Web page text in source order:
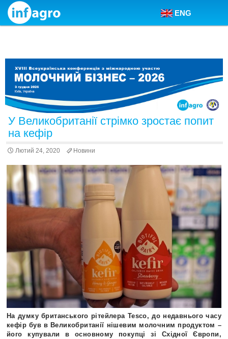
Skip to content
ENG
У Великобританії стрімко зростає попит
на кефір
Лютий 24, 2020 Новини
На думку британського рітейлера Tesco, до недавнього часу
кефір був в Великобританії нішевим молочним продуктом –
його купували в основному покупці зі Східної Європи,